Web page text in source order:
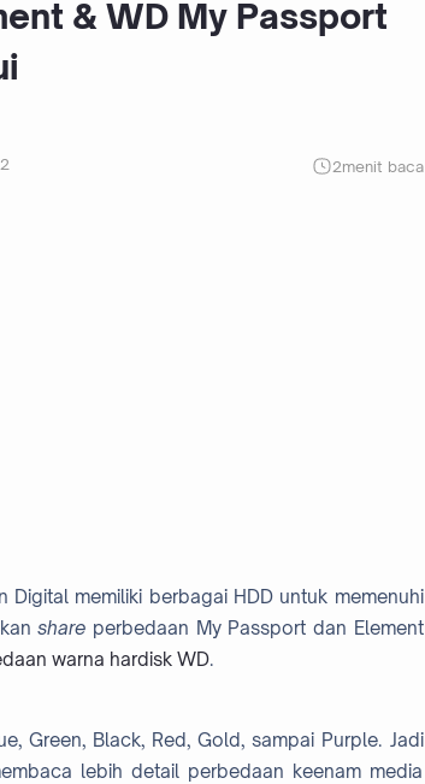
& WD My Passport
2menit baca
Digital memiliki berbagai HDD untuk memenuhi
share perbedaan My Passport dan Element
warna hardisk WD.
Green, Black, Red, Gold, sampai Purple. Jadi
lebih detail perbedaan keenam media